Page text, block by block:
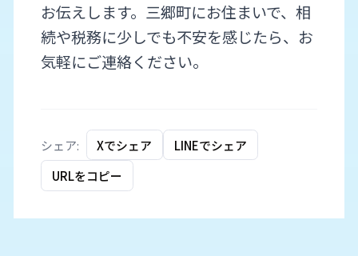
お伝えします。三郷町にお住まいで、相
続や税務に少しでも不安を感じたら、お
気軽にご連絡ください。
シェア: Xでシェア
LINEでシェア
URLをコピー